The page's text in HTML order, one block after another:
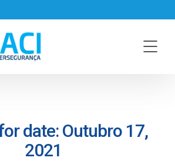
date: Outubro 17,
2021